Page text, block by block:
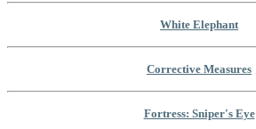
White Elephant
Corrective Measures
Fortress: Sniper's Eye